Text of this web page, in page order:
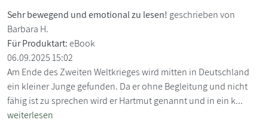
Sehr bewegend und emotional zu lesen! geschrieben von
Barbara H.
Für Produktart:eBook
06.09.2025 15:02
Am Ende des Zweiten Weltkrieges wird mitten in Deutschland
ein kleiner Junge gefunden. Da er ohne Begleitung und nicht
fähig ist zu sprechen wird er Hartmut genannt und in ein k...
weiterlesen